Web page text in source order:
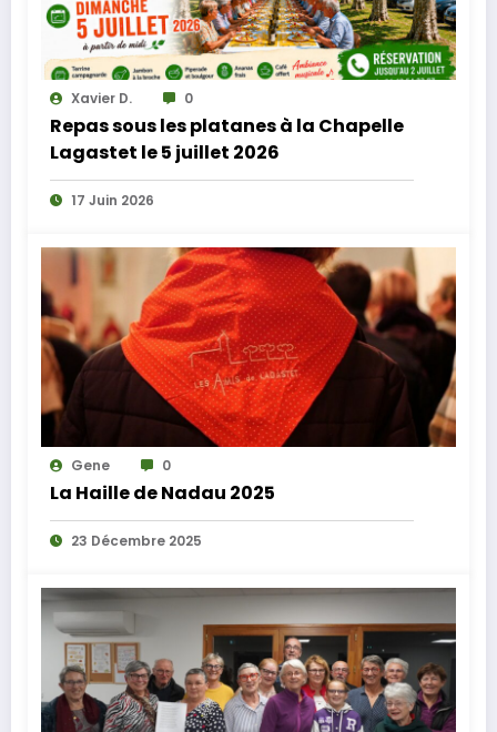
Xavier D. 0
Repas sous les platanes à la Chapelle
Lagastet le 5 juillet 2026
17 Juin 2026
Gene 0
La Haille de Nadau 2025
23 Décembre 2025